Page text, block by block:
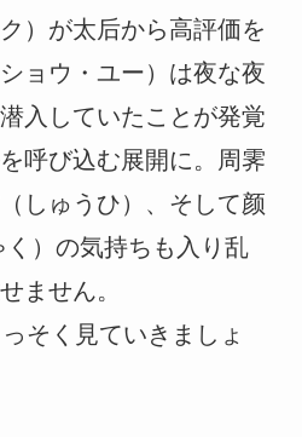
）が太后から高評価を
ョウ・ユー）は夜な夜
入していたことが発覚
呼び込む展開に。周霁
しゅうひ）、そして颜
）の気持ちも入り乱
ません。
そく見ていきましょ